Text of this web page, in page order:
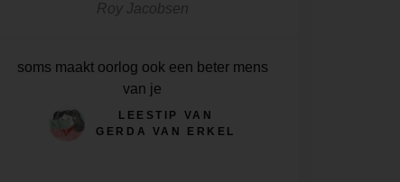
Roy Jacobsen
soms maakt oorlog ook een beter mens
van je
LEESTIP VAN
GERDA VAN ERKEL